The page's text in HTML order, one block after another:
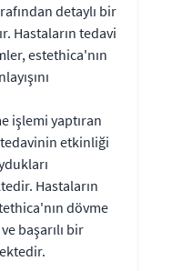
detaylı bir
Hastaların tedavi
estethica'nın
işlemi yaptıran
etkinliği
Hastaların
dövme
başarılı bir